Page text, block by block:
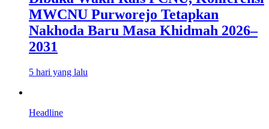
MWCNU Purworejo Tetapkan
Nakhoda Baru Masa Khidmah 2026–
2031
5 hari yang lalu
Headline